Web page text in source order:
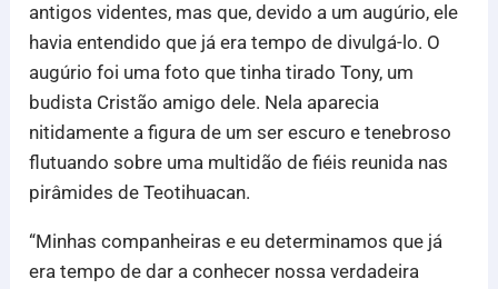
antigos videntes, mas que, devido a um augúrio, ele
havia entendido que já era tempo de divulgá-lo. O
augúrio foi uma foto que tinha tirado Tony, um
budista Cristão amigo dele. Nela aparecia
nitidamente a figura de um ser escuro e tenebroso
flutuando sobre uma multidão de fiéis reunida nas
pirâmides de Teotihuacan.
“Minhas companheiras e eu determinamos que já
era tempo de dar a conhecer nossa verdadeira